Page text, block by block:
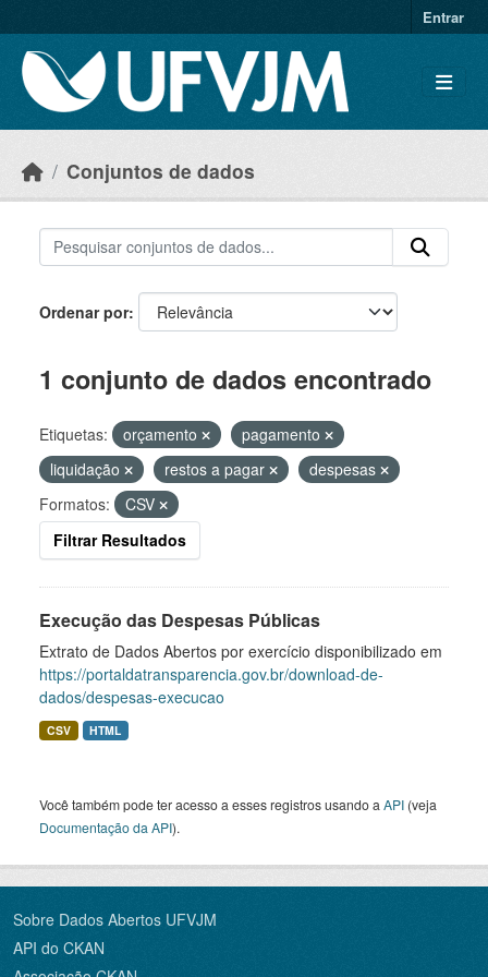
Entrar
Conjuntos de dados
Ordenar por
1 conjunto de dados encontrado
Etiquetas: orçamento
pagamento
liquidação
restos a pagar
despesas
Formatos:
CSV
Filtrar Resultados
Execução das Despesas Públicas
Extrato de Dados Abertos por exercício disponibilizado em
https://portaldatransparencia.gov.br/download-de-
dados/despesas-execucao
CSV HTML
Você também pode ter acesso a esses registros usando a API (veja
Documentação da API).
Sobre Dados Abertos UFVJM
API do CKAN